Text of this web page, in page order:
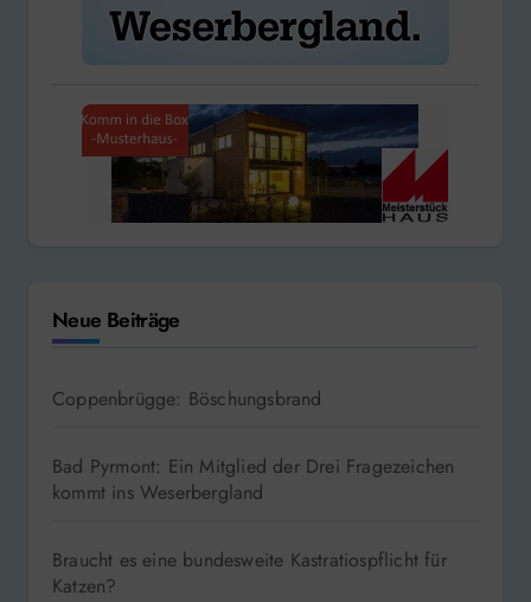
Neue Beiträge
Coppenbrügge: Böschungsbrand
Bad Pyrmont: Ein Mitglied der Drei Fragezeichen
kommt ins Weserbergland
Braucht es eine bundesweite Kastratiospflicht für
Katzen?